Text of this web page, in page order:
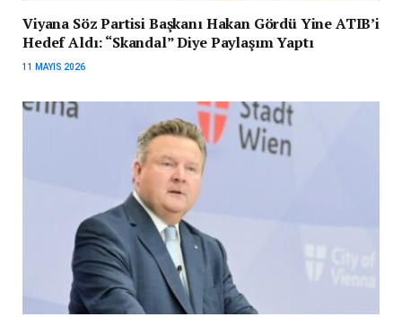
Viyana Söz Partisi Başkanı Hakan Gördü Yine ATIB’i
Hedef Aldı: “Skandal” Diye Paylaşım Yaptı
11 MAYIS 2026